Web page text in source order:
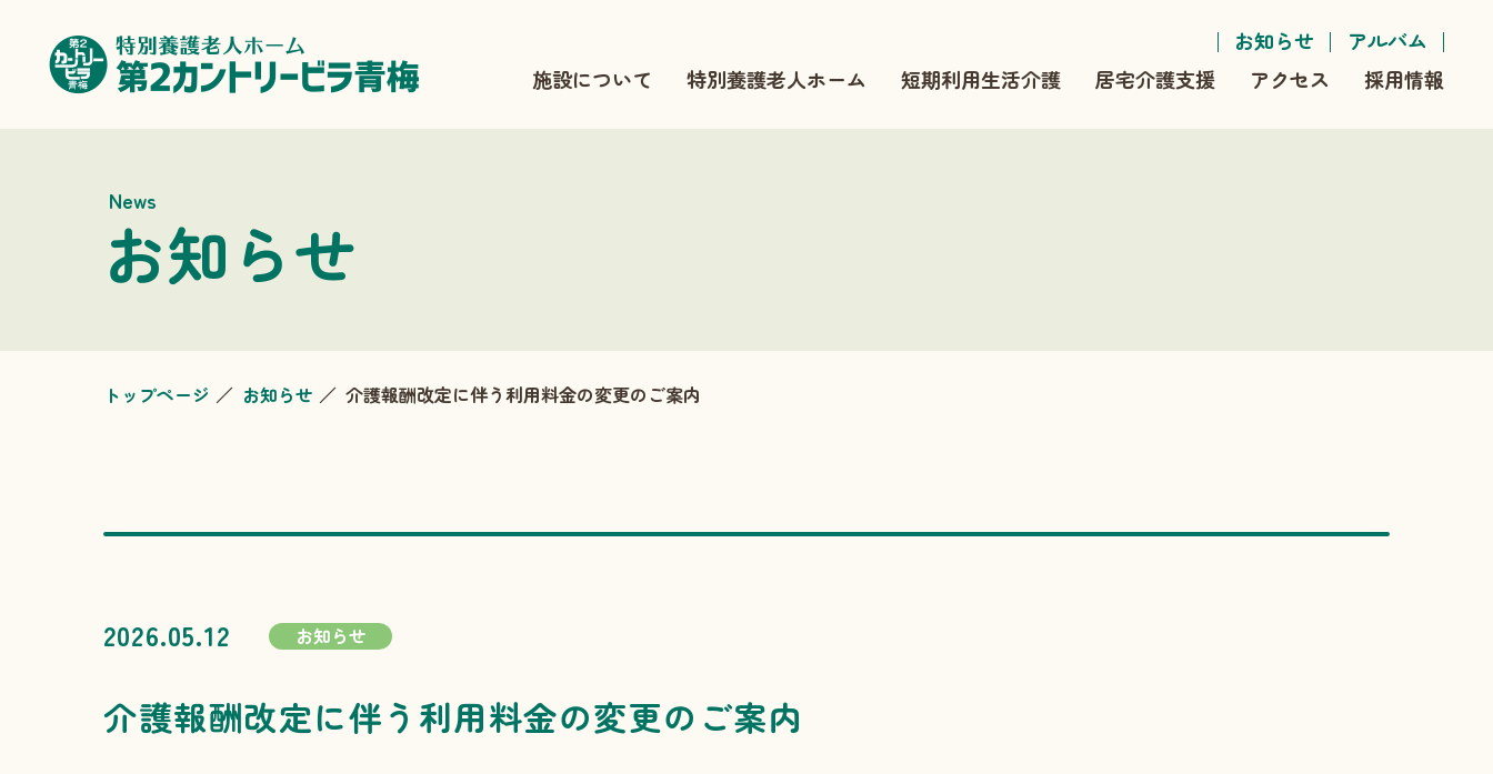
お知らせ
アルバム
施設について
特別養護老人ホーム 短期利用生活介護 居宅介護支援 アクセス 採用情報
News
お知らせ
トップページ お知らせ 介護報酬改定に伴う利用料金の変更のご案内
2026.05.12 お知らせ
介護報酬改定に伴う利用料金の変更のご案内